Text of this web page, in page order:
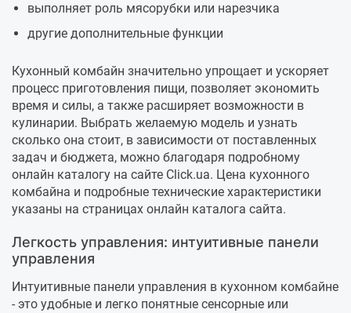
выполняет роль мясорубки или нарезчика
другие дополнительные функции
Кухонный комбайн значительно упрощает и ускоряет
процесс приготовления пищи, позволяет экономить
время и силы, а также расширяет возможности в
кулинарии. Выбрать желаемую модель и узнать
сколько она стоит, в зависимости от поставленных
задач и бюджета, можно благодаря подробному
онлайн каталогу на сайте Click.ua. Цена кухонного
комбайна и подробные технические характеристики
указаны на страницах онлайн каталога сайта.
Легкость управления: интуитивные панели
управления
Интуитивные панели управления в кухонном комбайне
- это удобные и легко понятные сенсорные или